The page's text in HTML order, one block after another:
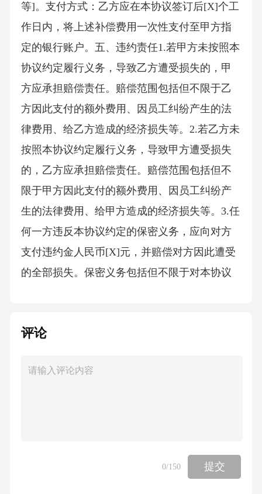
等]。支付方式：乙方应在本协议签订后[X]个工
作日内，将上述补偿费用一次性支付至甲方指
定的银行账户。五、违约责任1.若甲方未按照本
协议约定履行义务，导致乙方遭受损失的，甲
方应承担赔偿责任。赔偿范围包括但不限于乙
方因此支付的额外费用、因员工纠纷产生的法
律费用、给乙方造成的经济损失等。2.若乙方未
按照本协议约定履行义务，导致甲方遭受损失
的，乙方应承担赔偿责任。赔偿范围包括但不
限于甲方因此支付的额外费用、因员工纠纷产
生的法律费用、给甲方造成的经济损失等。3.任
何一方违反本协议约定的保密义务，应向对方
支付违约金人民币[X]元，并赔偿对方因此遭受
的全部损失。保密义务包括但不限于对本协议
不得向任何第三方披露或使用。六、争议解决1.
中华人民共和国法律。2.甲乙双方在履行本协议
双方签字（或盖章）之日起生效，一式两份，
甲乙双方各执一份，具有同等法律效力。2.本协
评论
0/150 提交